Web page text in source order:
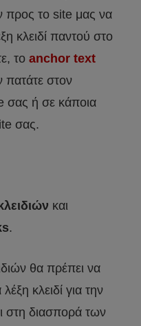
προς το site μας να
κλειδί παντού στο
το anchor text
πατάτε στον
σας ή σε κάποια
σας.
και
.
θα πρέπει να
κλειδί για την
στη διασπορά των